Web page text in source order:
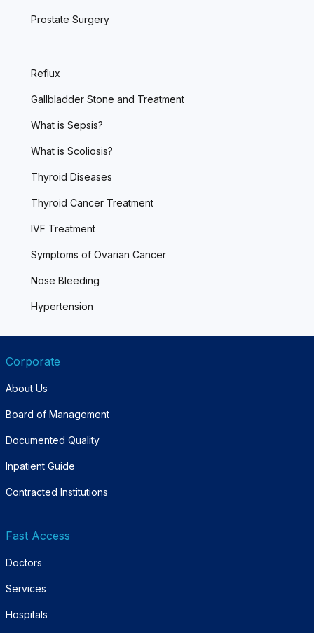
Prostate Surgery
Reflux
Gallbladder Stone and Treatment
What is Sepsis?
What is Scoliosis?
Thyroid Diseases
Thyroid Cancer Treatment
IVF Treatment
Symptoms of Ovarian Cancer
Nose Bleeding
Hypertension
Corporate
About Us
Board of Management
Documented Quality
Inpatient Guide
Contracted Institutions
Fast Access
Doctors
Services
Hospitals